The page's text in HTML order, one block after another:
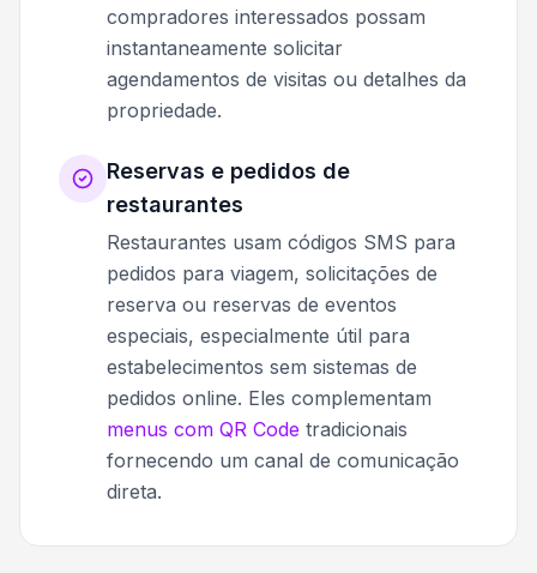
compradores interessados possam
instantaneamente solicitar
agendamentos de visitas ou detalhes da
propriedade.
Reservas e pedidos de
restaurantes
Restaurantes usam códigos SMS para
pedidos para viagem, solicitações de
reserva ou reservas de eventos
especiais, especialmente útil para
estabelecimentos sem sistemas de
pedidos online. Eles complementam
menus com QR Code tradicionais
fornecendo um canal de comunicação
direta.